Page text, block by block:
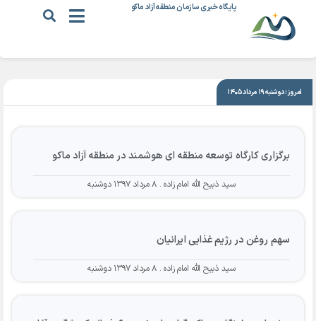
پایگاه خبری سازمان منطقه آزاد ماکو
|۸ مرداد ۱۳۹۷
امروز: دوشنبه ۱۹ مرداد ۱۴۰۵
برگزاری کارگاه توسعه منطقه ای هوشمند در منطقه آزاد ماکو
سید ذبیح الله امام زاده ۸ مرداد ۱۳۹۷ دوشنبه
سهم روغن در رژیم غذایی ایرانیان
سید ذبیح الله امام زاده ۸ مرداد ۱۳۹۷ دوشنبه